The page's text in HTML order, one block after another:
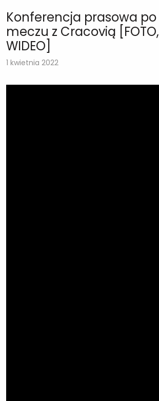
Konferencja prasowa po
meczu z Cracovią [FOTO,
WIDEO]
1 kwietnia 2022